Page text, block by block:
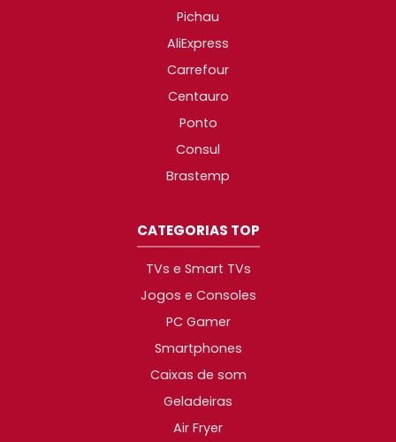
Pichau
AliExpress
Carrefour
Centauro
Ponto
Consul
Brastemp
CATEGORIAS TOP
TVs e Smart TVs
Jogos e Consoles
PC Gamer
Smartphones
Caixas de som
Geladeiras
Air Fryer